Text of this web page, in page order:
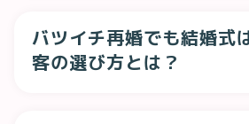
バツイチ再婚でも結婚式
客の選び方とは？